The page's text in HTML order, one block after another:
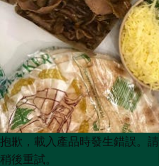
Product
List
Product
List
抱歉，載入產品時發生錯誤。請
稍後重試。